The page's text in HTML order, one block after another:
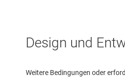
Design und
Weitere Bedingungen oder